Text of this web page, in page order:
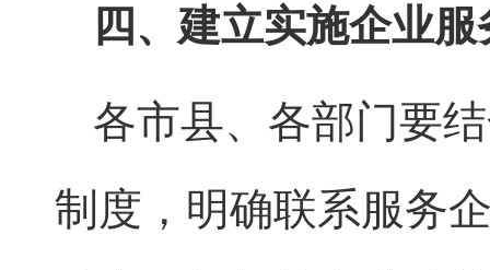
四、建立实施企业
各市县、各部门要
制度，明确联系服务